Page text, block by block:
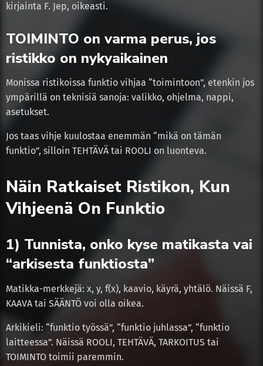
kirjainta F. Jep, oikeasti.
TOIMINTO on varma perus, jos
ristikko on nykyaikainen
Monissa ristikoissa funktio vihjaa “toimintoon”, etenkin jos
ympärillä on teknisiä sanoja: valikko, ohjelma, nappi,
asetukset.
Jos taas vihje kuulostaa enemmän “mikä on tämän
funktio”, silloin TEHTÄVÄ tai ROOLI on luonteva.
Näin Ratkaiset Ristikon, Kun
Vihjeenä On Funktio
1) Tunnista, onko kyse matikasta vai
“arkisesta funktiosta”
Matikka-merkkejä: x, y, f(x), kaavio, käyrä, yhtälö. Näissä F,
KAAVA tai SÄÄNTÖ voi olla oikea.
Arkikieli: “funktio työssä”, “funktio juhlassa”, “funktio
laitteessa”. Näissä ROOLI, TEHTÄVÄ, TARKOITUS tai
TOIMINTO toimii paremmin.